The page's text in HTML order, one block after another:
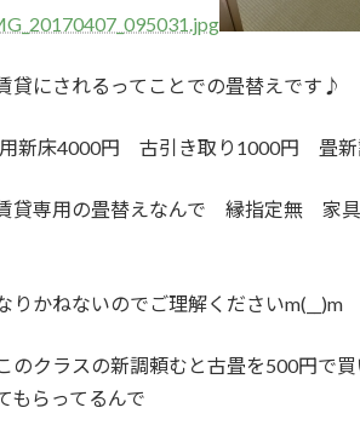
貸にされるってことでの畳替えです♪
新床4000円 古引き取り1000円 畳新
貸専用の畳替えなんで 縁指定無 家
りかねないのでご理解くださいm(__)m
のクラスの新調頼むと古畳を500円で
もらってるんで